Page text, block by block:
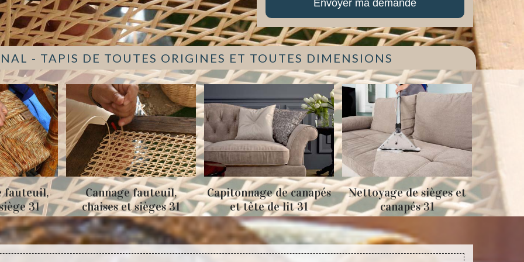
- TAPIS DE TOUTES ORIGINES ET TOUTES DIMENSIONS
fauteuil,
31
Cannage fauteuil,
chaises et sièges 31
Capitonnage de canapés
et tête de lit 31
Nettoyage de sièges et
canapés 31